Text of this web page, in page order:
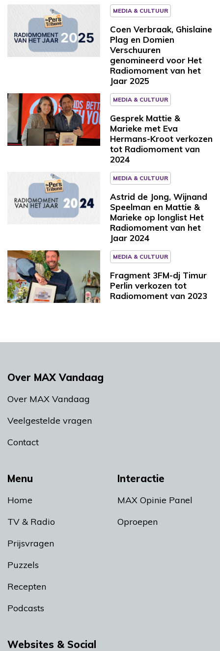
MEDIA & CULTUUR
Coen Verbraak, Ghislaine
Plag en Domien
Verschuuren
genomineerd voor Het
Radiomoment van het
Jaar 2025
MEDIA & CULTUUR
Gesprek Mattie &
Marieke met Eva
Hermans-Kroot verkozen
tot Radiomoment van
2024
MEDIA & CULTUUR
Astrid de Jong, Wijnand
Speelman en Mattie &
Marieke op longlist Het
Radiomoment van het
Jaar 2024
MEDIA & CULTUUR
Fragment 3FM-dj Timur
Perlin verkozen tot
Radiomoment van 2023
Menu
Home
TV & Radio
Prijsvragen
Puzzels
Recepten
Podcasts
Interactie
MAX Opinie Panel
Oproepen
Over MAX Vandaag
Over MAX Vandaag
Veelgestelde vragen
Contact
Websites & Social